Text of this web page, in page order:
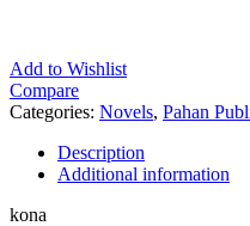
Add to Wishlist
Compare
Categories: Novels, Pahan
Description
Additional information
kona